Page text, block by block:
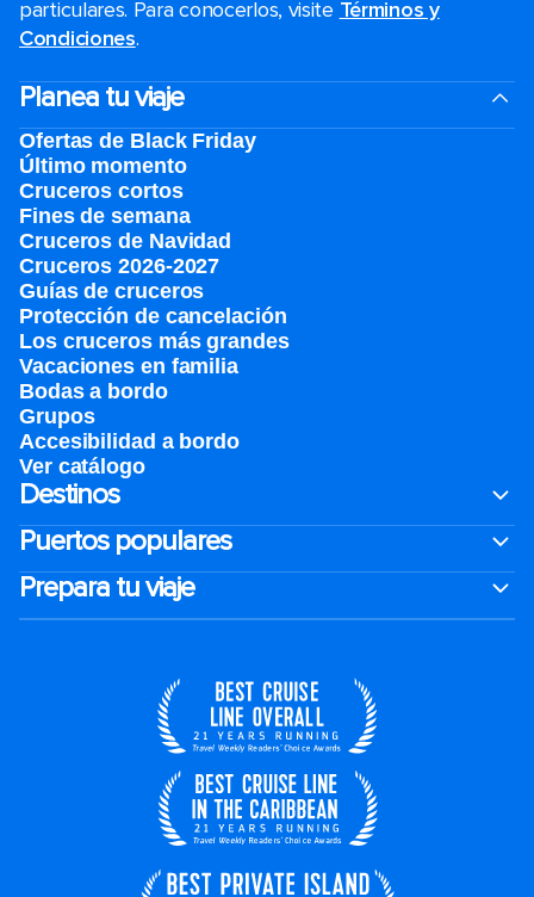
particulares. Para conocerlos, visite Términos y
Condiciones.
Planea tu viaje
Ofertas de Black Friday
Último momento
Cruceros cortos
Fines de semana
Cruceros de Navidad
Cruceros 2026-2027
Guías de cruceros
Protección de cancelación
Los cruceros más grandes
Vacaciones en familia
Bodas a bordo
Grupos
Accesibilidad a bordo
Ver catálogo
Destinos
Puertos populares
Prepara tu viaje